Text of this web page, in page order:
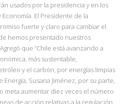
usados por la presidencia y en los
El Presidente de la
fuerte y claro para cambiar el
hemos presentado nuestros
que “Chile está avanzando a
más sustentable,
y el carbón, por energías limpias
Energía, Susana Jiménez, por su parte,
meta aumentar diez veces el número
de acción relativas a la regulación,